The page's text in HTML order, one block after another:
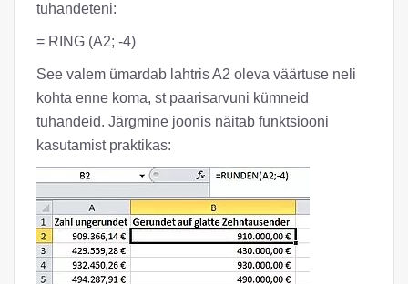
tuhandeteni:
= RING (A2; -4)
See valem ümardab lahtris A2 oleva väärtuse neli
kohta enne koma, st paarisarvuni kümneid
tuhandeid. Järgmine joonis näitab funktsiooni
kasutamist praktikas: